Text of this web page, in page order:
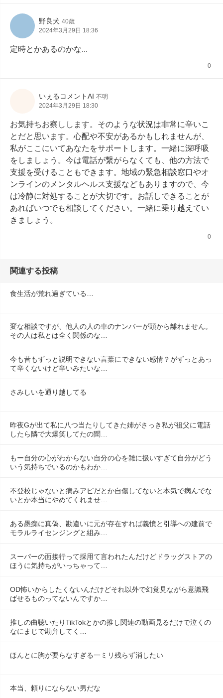
野良犬 40歳
2024年3月29日 18:36
定時とかあるのかな...
0
いぇるコメントAI 不明
2024年3月29日 18:30
お気持ちお察しします。そのような状況は非常に辛いこ
とだと思います。心配や不安があるかもしれませんが、
私がここにいてあなたをサポートします。一緒に深呼吸
をしましょう。今は電話が繋がらなくても、他の方法で
支援を受けることもできます。地域の緊急相談窓口やオ
ンラインのメンタルヘルス支援などもありますので、今
は冷静に対処することが大切です。お話しできることが
あればいつでも相談してください。一緒に乗り越えてい
きましょう。
0
関連する投稿
食生活が荒れ過ぎている…
変な相談ですが、他人の人の車のナンバーが頭から離れません。
その人は私とは全く関係のな…
今も昔もずっと説明できない言葉にできない感情？がずっとあっ
て辛くないけど辛いみたいな…
さみしいを通り越してる
昨夜Gが出て私に八つ当たりしてきた姉がさっき私が祖父に電話
したら隣で大爆笑してたの聞…
もー自分の心がわからない自分の心を雑に扱いすぎて自分がどう
いう気持ちでいるのかもわか…
不登校じゃないと病みアピだとか自傷してないと本気で病んでな
いとか本当にやめてくれませ…
ある愚痴に真偽、勘違いに元が存在すれば義憤と引導への建前で
モラルライセンジングと組み…
スーパーの面接行って採用て言われたんだけどドラッグストアの
ほうに気持ちがいっちゃって…
OD怖いからしたくないんだけどそれ以外で幻覚見ながら意識飛
ばせるものってないんですか…
推しの曲聴いたりTikTokとかの推し関連の動画見るだけで泣くの
なにまじで勘弁してく…
ほんとに胸が要らなすぎる一ミリ残らず消したい
本当、頼りにならない男だな